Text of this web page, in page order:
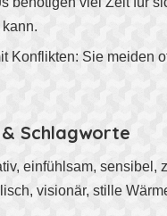
Konflikten: Sie meiden
Schlagworte
einfühlsam,
visionär, stille